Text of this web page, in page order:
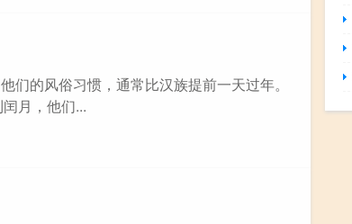
的风俗习惯，通常比汉族提前一天过年。
月，他们...